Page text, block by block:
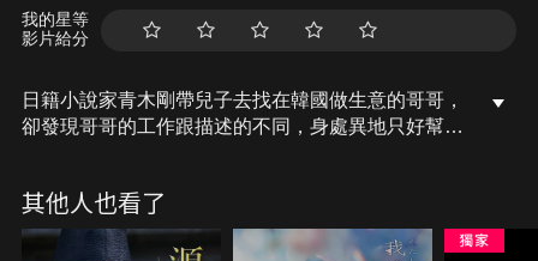
我的星等
影片給分
日籍小說家青木剛帶兒子去找在韓國做生意的哥哥，
卻發現哥哥的工作跟描述的不同，身處異地只好幫哥
墓園。青木剛和崔率兩家人在火車上相遇，雖然語言
不通，卻在同行的旅途中慢慢地了解彼此，也產生了
其他人也看了